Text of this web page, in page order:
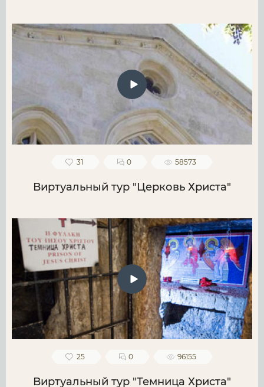
31 0 58573
Виртуальный тур "Церковь Христа"
25 0 96155
Виртуальный тур "Темница Христа"